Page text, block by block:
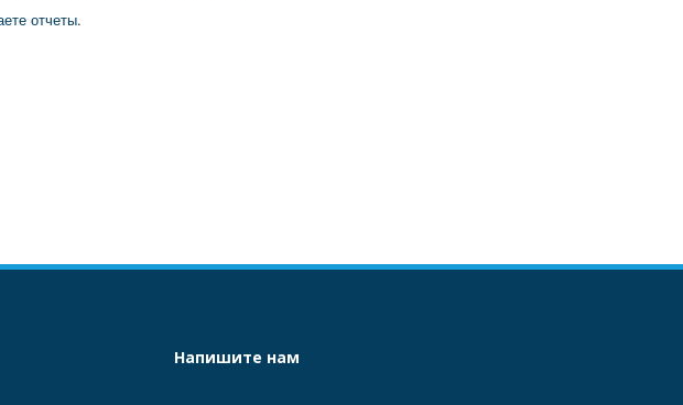
отчеты.
Напишите нам